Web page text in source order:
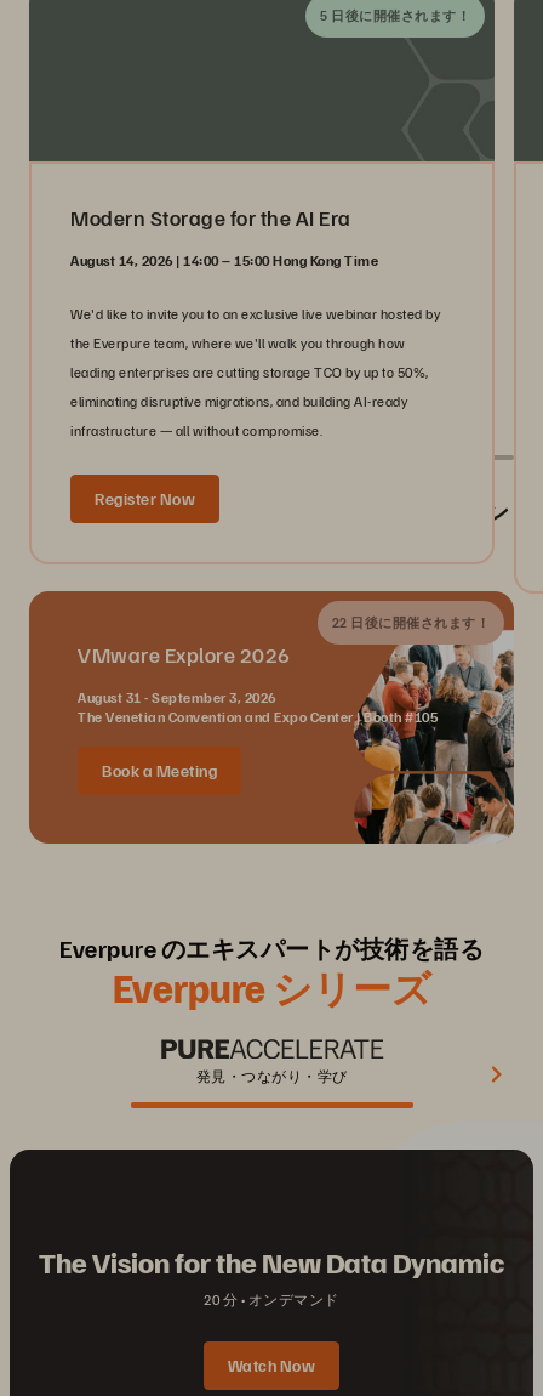
5 日後に開催されます！
Modern Storage for the AI Era
August 14, 2026 | 14:00 – 15:00 Hong Kong Time
We'd like to invite you to an exclusive live webinar hosted by
the Everpure team, where we'll walk you through how
leading enterprises are cutting storage TCO by up to 50%,
eliminating disruptive migrations, and building AI-ready
infrastructure — all without compromise.
Register Now
Everpure が参加するイベント／業界イベン
22 日後に開催されます！
VMware Explore 2026
August 31 - September 3, 2026
The Venetian Convention and Expo Center | Booth #105
Book a Meeting
Everpure のエキスパートが技術を語る
Everpure シリーズ
発見・つながり・学び
The Vision for the New Data Dynamic
20 分 オンデマンド
Watch Now